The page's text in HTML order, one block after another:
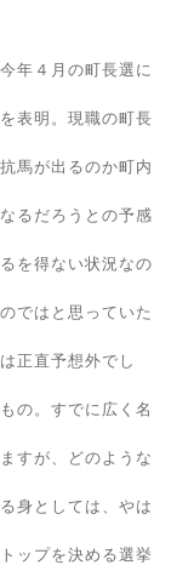
年４月の町長選に
表明。現職の町長
馬が出るのか町内
るだろうとの予感
を得ない状況なの
ではと思っていた
正直予想外でし
の。すでに広く名
すが、どのような
身としては、やは
ップを決める選挙